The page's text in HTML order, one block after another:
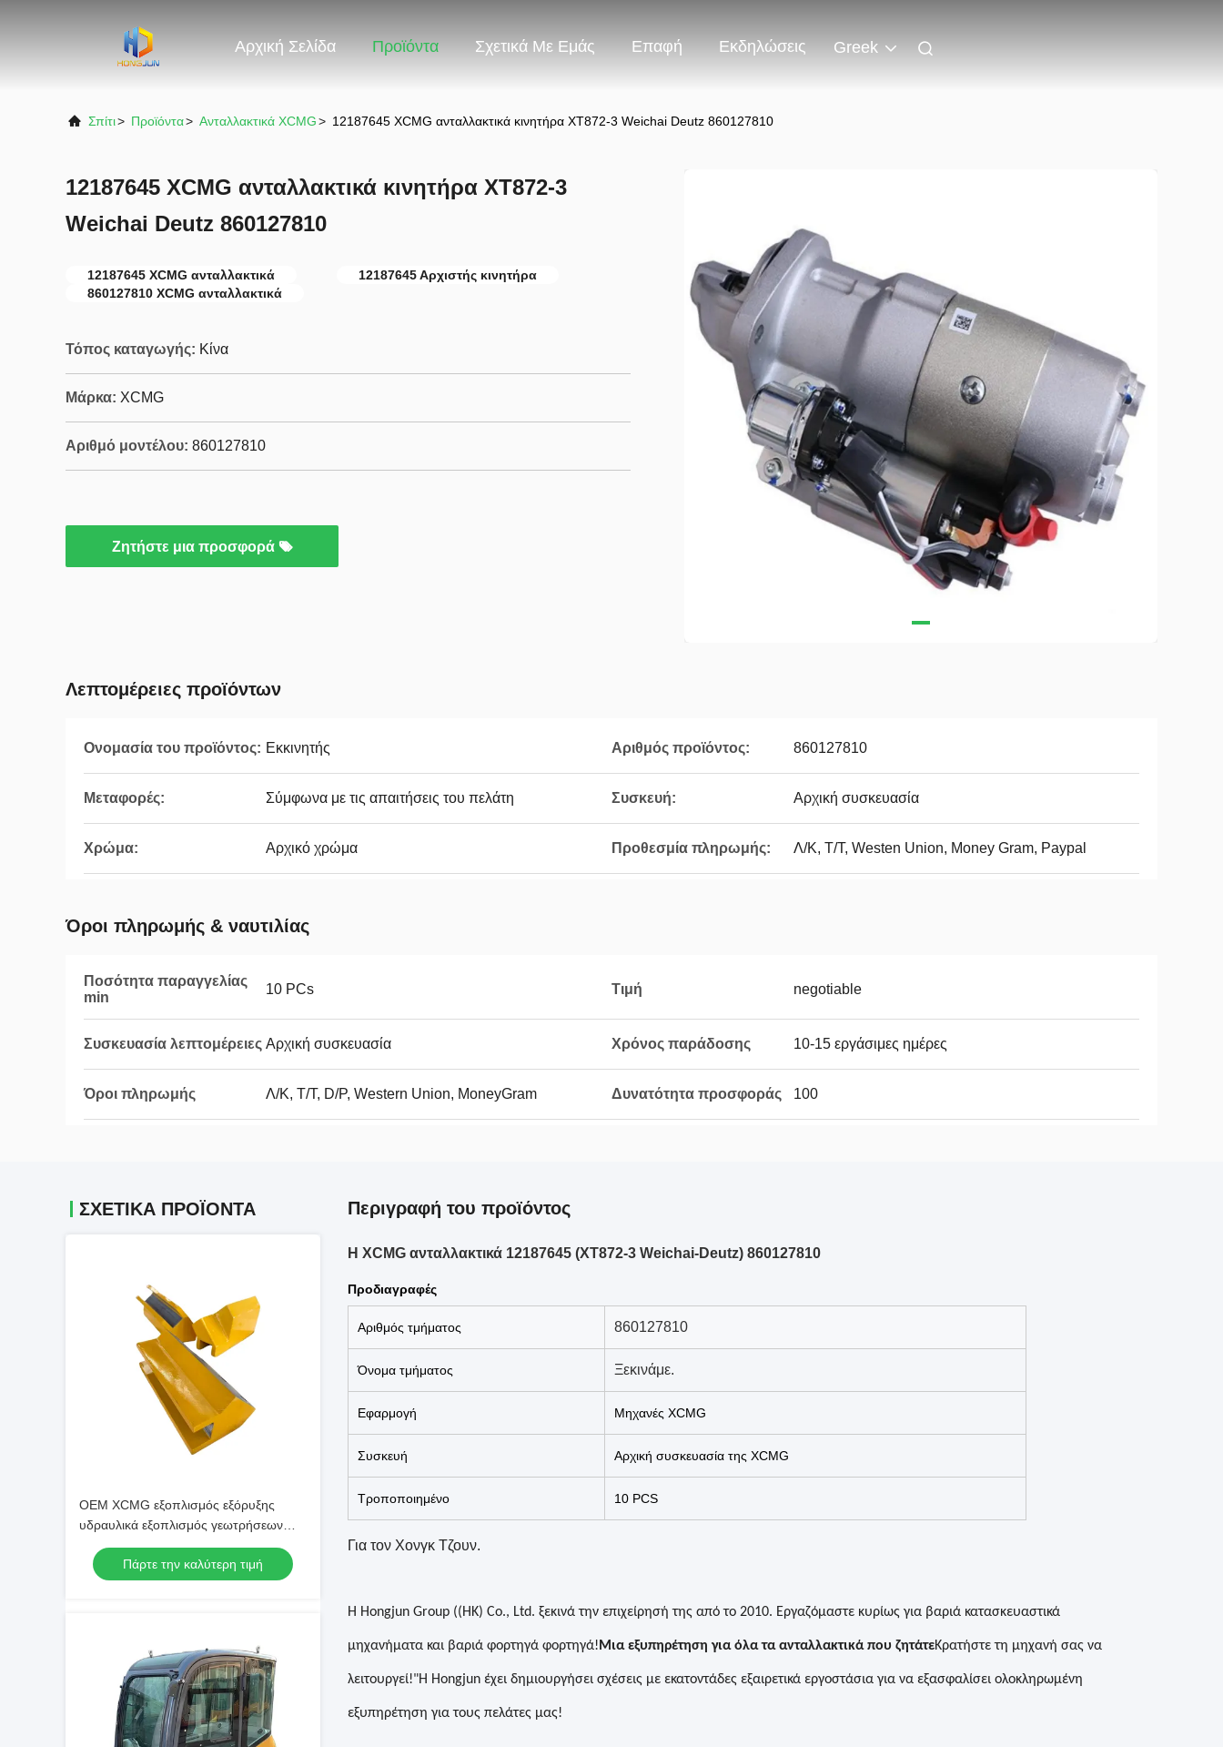
Αρχική Σελίδα Προϊόντα Σχετικά Με Εμάς Επαφή Εκδηλώσεις Greek
Σπίτι> Προϊόντα> Ανταλλακτικά XCMG> 12187645 XCMG ανταλλακτικά κινητήρα XT872-3 Weichai Deutz 860127810
12187645 XCMG ανταλλακτικά κινητήρα XT872-3
Weichai Deutz 860127810
12187645 XCMG ανταλλακτικά
12187645 Αρχιστής κινητήρα
860127810 XCMG ανταλλακτικά
Τόπος καταγωγής: Κίνα
Μάρκα: XCMG
Αριθμό μοντέλου: 860127810
Ζητήστε μια προσφορά
Λεπτομέρειες προϊόντων
Ονομασία του προϊόντος: Εκκινητής Αριθμός προϊόντος: 860127810
Μεταφορές: Σύμφωνα με τις απαιτήσεις του πελάτη Συσκευή: Αρχική συσκευασία
Χρώμα: Αρχικό χρώμα Προθεσμία πληρωμής: Λ/Κ, Τ/Τ, Westen Union, Money Gram, Paypal
Όροι πληρωμής & ναυτιλίας
Ποσότητα παραγγελίας
min
10 PCs Τιμή negotiable
Συσκευασία λεπτομέρειες Αρχική συσκευασία Χρόνος παράδοσης 10-15 εργάσιμες ημέρες
Όροι πληρωμής Λ/Κ, T/T, D/P, Western Union, MoneyGram Δυνατότητα προσφοράς 100
ΣΧΕΤΙΚΑ ΠΡΟΪΟΝΤΑ
OEM XCMG εξοπλισμός εξόρυξης
υδραυλικά εξοπλισμός γεωτρήσεων
πετρώματος εξαρτήματα εξοπλισμού
γεώτρησης slider 413480383
413480377 413480387
Πάρτε την καλύτερη τιμή
Περιγραφή του προϊόντος
Η XCMG ανταλλακτικά 12187645 (XT872-3 Weichai-Deutz) 860127810
Προδιαγραφές
Αριθμός τμήματος 860127810
Όνομα τμήματος Ξεκινάμε.
Εφαρμογή Μηχανές XCMG
Συσκευή Αρχική συσκευασία της XCMG
Τροποποιημένο 10 PCS
Για τον Χονγκ Τζουν.
Η Hongjun Group ((HK) Co., Ltd. ξεκινά την επιχείρησή της από το 2010. Εργαζόμαστε κυρίως για βαριά κατασκευαστικά
μηχανήματα και βαριά φορτηγά φορτηγά! Μια εξυπηρέτηση για όλα τα ανταλλακτικά που ζητάτεΚρατήστε τη μηχανή σας να
λειτουργεί!"Η Hongjun έχει δημιουργήσει σχέσεις με εκατοντάδες εξαιρετικά εργοστάσια για να εξασφαλίσει ολοκληρωμένη
εξυπηρέτηση για τους πελάτες μας!